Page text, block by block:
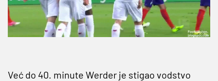
Već do 40. minute Werder je stigao vodstvo